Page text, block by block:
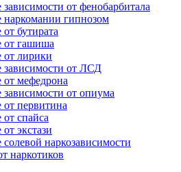
от фенобарбитала
наркомании гипнозом
бутирата
от гашиша
от лирики
зависимости от ЛСД
от мефедрона
зависимости от опиума
от первитина
спайса
экстази
наркозависимости
наркотиков